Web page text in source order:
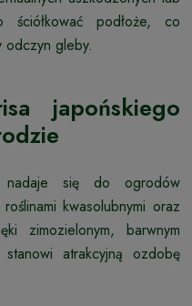
ściółkować podłoże, co
odczyn gleby.
japońskiego
nadaje się do ogrodów
kwasolubnymi oraz
zimozielonym, barwnym
atrakcyjną ozdobę